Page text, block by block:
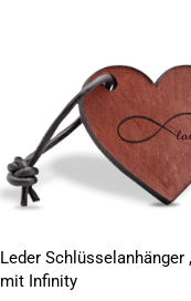
Leder Schlüsselanhänger
mit Infinity